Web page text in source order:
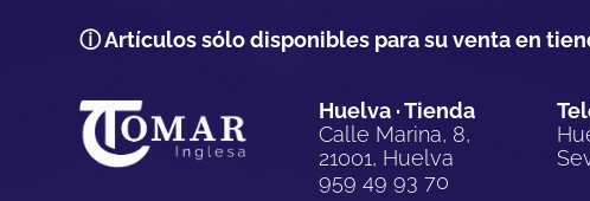
ⓘ Artículos sólo disponibles para su venta en
Huelva · Tienda
Calle Marina, 8,
21001, Huelva
959 49 93 70